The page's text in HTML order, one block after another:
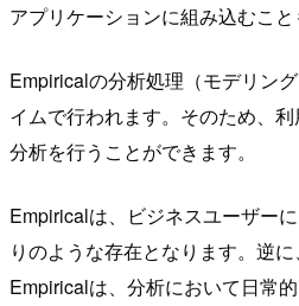
アプリケーションに組み込むこと
Empiricalの分析処理（モデリン
イムで行われます。そのため、
分析を行うことができます。
Empiricalは、ビジネスユーザー
りのような存在となります。逆
Empiricalは、分析において日常